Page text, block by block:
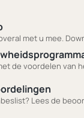
met u mee.
de voordelen van
Lees de